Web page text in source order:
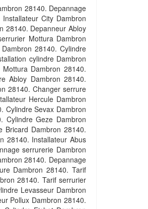
28140. Depannage
City Dambron
28140. Depanneur Abloy
Mottura Dambron
28140. Cylindre
cylindre Dambron
Dambron 28140.
Abloy Dambron 28140.
28140. Changer serrure
Hercule Dambron
Cylindre Sevax Dambron
Cylindre Geze Dambron
Bricard Dambron 28140.
28140. Installateur Abus
serrurerie Dambron
28140. Depannage
Dambron 28140. Tarif
28140. Tarif serrurier
Levasseur Dambron
Pollux Dambron 28140.